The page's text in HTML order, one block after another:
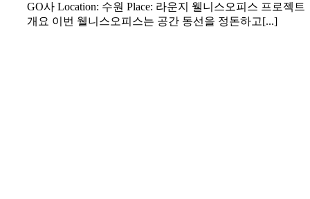
GO사 Location: 수원 Place: 라운지 웰니스오피스 프로젝트
개요 이번 웰니스오피스는 공간 동선을 정돈하고[...]